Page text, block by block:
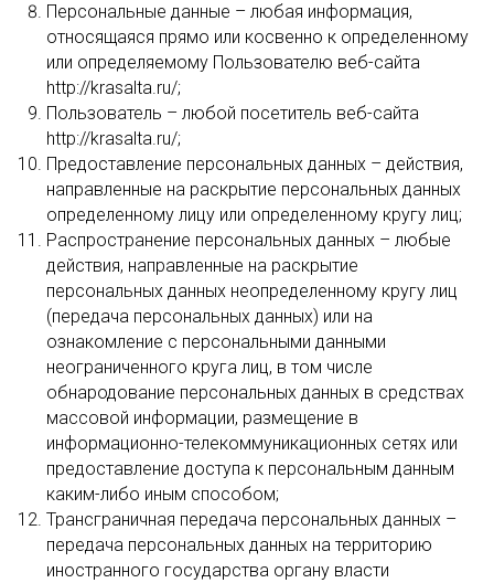
Персональные данные – любая информация,
относящаяся прямо или косвенно к определенному
или определяемому Пользователю веб-сайта
http://krasalta.ru/;
Пользователь – любой посетитель веб-сайта
http://krasalta.ru/;
Предоставление персональных данных – действия,
направленные на раскрытие персональных данных
определенному лицу или определенному кругу лиц;
Распространение персональных данных – любые
действия, направленные на раскрытие
персональных данных неопределенному кругу лиц
(передача персональных данных) или на
ознакомление с персональными данными
неограниченного круга лиц, в том числе
обнародование персональных данных в средствах
массовой информации, размещение в
информационно-телекоммуникационных сетях или
предоставление доступа к персональным данным
каким-либо иным способом;
Трансграничная передача персональных данных –
передача персональных данных на территорию
иностранного государства органу власти